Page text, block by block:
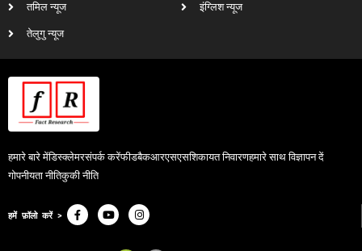
तमिल न्यूज
तेलुगु न्यूज
इंग्लिश न्यूज
हमारे बारे मेंडिस्क्लेमरसंपर्क करेंफीडबैकआरएसएसशिकायत निवारणहमारे साथ विज्ञापन दें
गोपनीयता नीतिकुकी नीति
हमें फ़ॉलो करें >